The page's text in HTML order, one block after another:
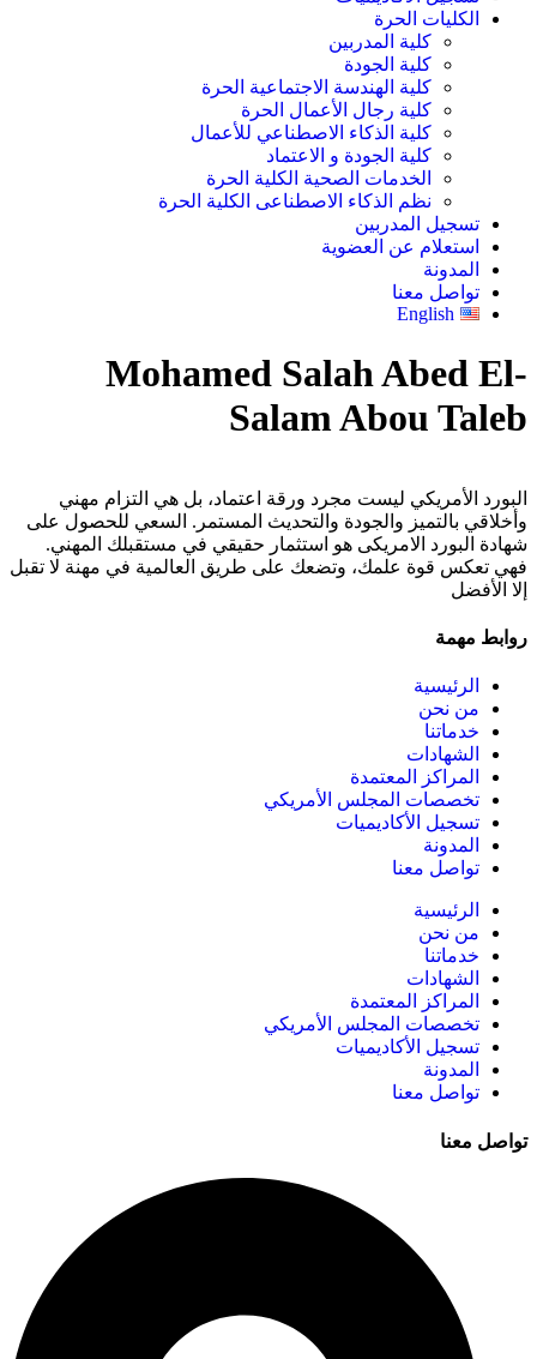
الكليات الحرة
كلية المدربين
كلية الجودة
كلية الهندسة الاجتماعية الحرة
كلية رجال الأعمال الحرة
كلية الذكاء الاصطناعي للأعمال
كلية الجودة و الاعتماد
الخدمات الصحية الكلية الحرة
نظم الذكاء الاصطناعى الكلية الحرة
تسجيل المدربين
استعلام عن العضوية
المدونة
تواصل معنا
English
Mohamed Salah Abed El-
Salam Abou Taleb
البورد الأمريكي ليست مجرد ورقة اعتماد، بل هي التزام مهني
وأخلاقي بالتميز والجودة والتحديث المستمر. السعي للحصول على
شهادة البورد الامريكى هو استثمار حقيقي في مستقبلك المهني.
فهي تعكس قوة علمك، وتضعك على طريق العالمية في مهنة لا تقبل
إلا الأفضل
روابط مهمة
الرئيسية
من نحن
خدماتنا
الشهادات
المراكز المعتمدة
تخصصات المجلس الأمريكي
تسجيل الأكاديميات
المدونة
تواصل معنا
الرئيسية
من نحن
خدماتنا
الشهادات
المراكز المعتمدة
تخصصات المجلس الأمريكي
تسجيل الأكاديميات
المدونة
تواصل معنا
تواصل معنا